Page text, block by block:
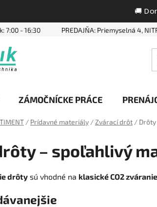
🚚
7:00 - 16:30 PREDAJŇA: Priemyselná 4,
ZÁMOČNÍCKE PRÁCE
/ Prídavné materiály / Zvárací drôt / Drôty
– spoľahlivý
drôty sú vhodné na klasické CO2 zváranie